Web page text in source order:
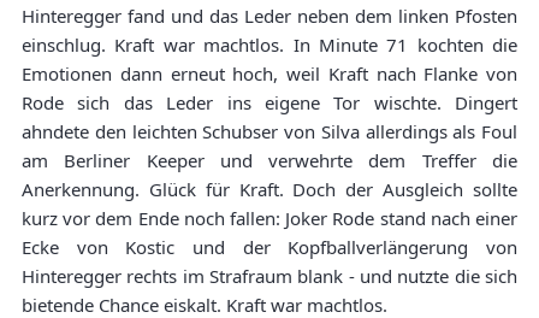
Hinteregger fand und das Leder neben dem linken Pfosten
einschlug. Kraft war machtlos. In Minute 71 kochten die
Emotionen dann erneut hoch, weil Kraft nach Flanke von
Rode sich das Leder ins eigene Tor wischte. Dingert
ahndete den leichten Schubser von Silva allerdings als Foul
am Berliner Keeper und verwehrte dem Treffer die
Anerkennung. Glück für Kraft. Doch der Ausgleich sollte
kurz vor dem Ende noch fallen: Joker Rode stand nach einer
Ecke von Kostic und der Kopfballverlängerung von
Hinteregger rechts im Strafraum blank - und nutzte die sich
bietende Chance eiskalt. Kraft war machtlos.